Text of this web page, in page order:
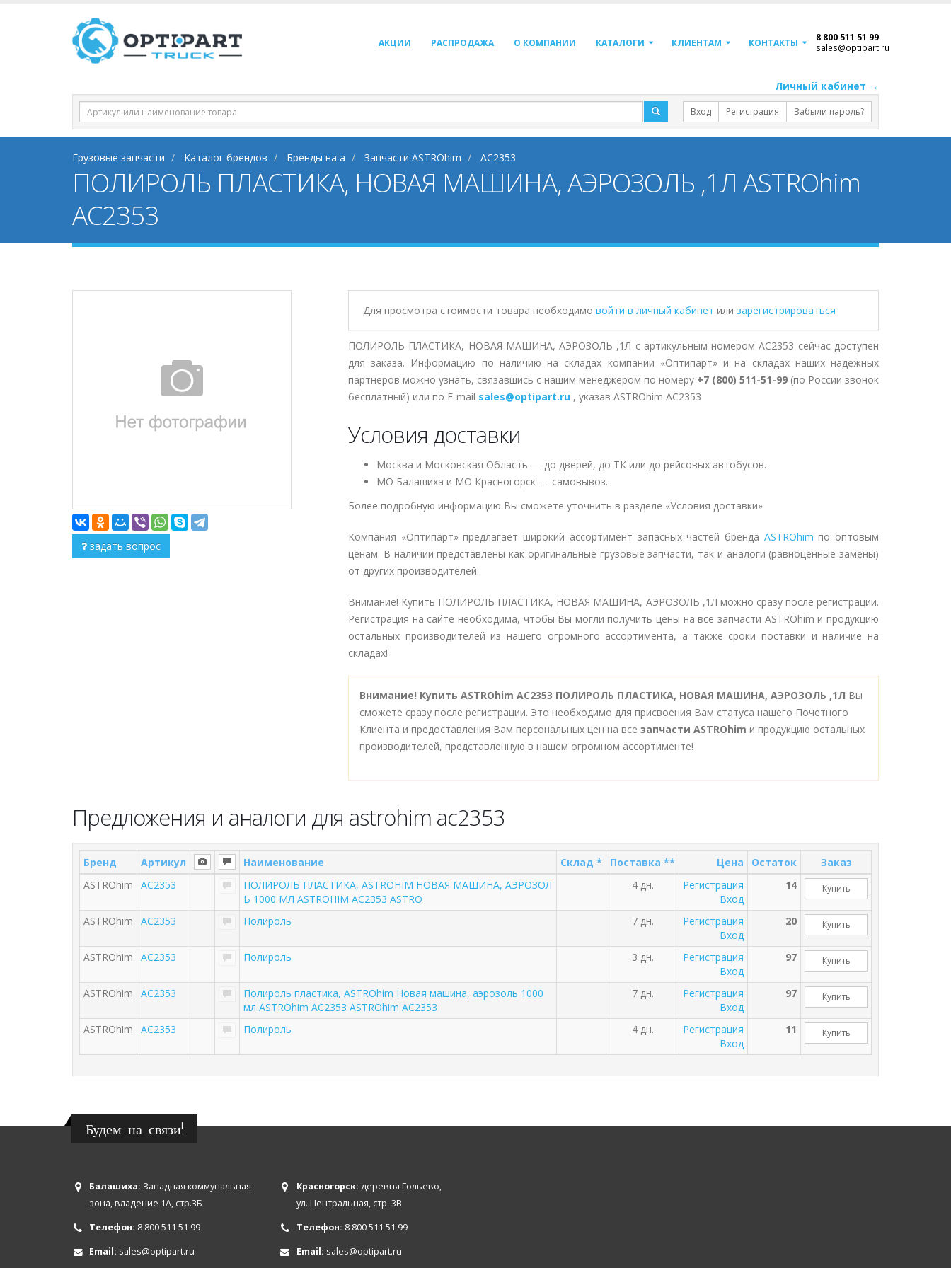
АКЦИИ РАСПРОДАЖА О КОМПАНИИ КАТАЛОГИ КЛИЕНТАМ КОНТАКТЫ 8 800 511 51 99
sales@optipart.ru
Личный кабинет →
Вход Регистрация Забыли пароль?
Грузовые запчасти Каталог брендов Бренды на a Запчасти ASTROhim AC2353
ПОЛИРОЛЬ ПЛАСТИКА, НОВАЯ МАШИНА, АЭРОЗОЛЬ ,1Л ASTROhim
AC2353
задать вопрос
Для просмотра стоимости товара необходимо войти в личный кабинет или зарегистрироваться
ПОЛИРОЛЬ ПЛАСТИКА, НОВАЯ МАШИНА, АЭРОЗОЛЬ ,1Л с артикульным номером AC2353 сейчас доступен
для заказа. Информацию по наличию на складах компании «Оптипарт» и на складах наших надежных
партнеров можно узнать, связавшись с нашим менеджером по номеру +7 (800) 511-51-99 (по России звонок
бесплатный) или по E-mail sales@optipart.ru , указав ASTROhim AC2353
Условия доставки
Москва и Московская Область — до дверей, до ТК или до рейсовых автобусов.
МО Балашиха и МО Красногорск — самовывоз.
Более подробную информацию Вы сможете уточнить в разделе «Условия доставки»
Компания «Оптипарт» предлагает широкий ассортимент запасных частей бренда ASTROhim по оптовым
ценам. В наличии представлены как оригинальные грузовые запчасти, так и аналоги (равноценные замены)
от других производителей.
Внимание! Купить ПОЛИРОЛЬ ПЛАСТИКА, НОВАЯ МАШИНА, АЭРОЗОЛЬ ,1Л можно сразу после регистрации.
Регистрация на сайте необходима, чтобы Вы могли получить цены на все запчасти ASTROhim и продукцию
остальных производителей из нашего огромного ассортимента, а также сроки поставки и наличие на
складах!
Внимание! Купить ASTROhim AC2353 ПОЛИРОЛЬ ПЛАСТИКА, НОВАЯ МАШИНА, АЭРОЗОЛЬ ,1Л Вы
сможете сразу после регистрации. Это необходимо для присвоения Вам статуса нашего Почетного
Клиента и предоставления Вам персональных цен на все запчасти ASTROhim и продукцию остальных
производителей, представленную в нашем огромном ассортименте!
Предложения и аналоги для astrohim ac2353
Бренд Артикул Наименование Склад * Поставка ** Цена Остаток
Заказ
ASTROhim
AC2353
ПОЛИРОЛЬ ПЛАСТИКА, ASTROHIM НОВАЯ МАШИНА, АЭРОЗОЛ
Ь 1000 МЛ ASTROHIM AC2353 ASTRO
4 дн.
Регистрация
Вход
14 Купить
ASTROhim AC2353 Полироль 7 дн.
Регистрация
Вход
20 Купить
ASTROhim AC2353 Полироль 3 дн.
Регистрация
Вход
97 Купить
ASTROhim AC2353
Полироль пластика, ASTROhim Новая машина, аэрозоль 1000
мл ASTROhim AC2353 ASTROhim AC2353
7 дн.
Регистрация
Вход
97 Купить
ASTROhim AC2353 Полироль 4 дн.
Регистрация
Вход
11 Купить
Будем на связи!
Балашиха: Западная коммунальная
зона, владение 1А, стр.3Б
Телефон: 8 800 511 51 99
Email: sales@optipart.ru
Красногорск: деревня Гольево,
ул. Центральная, стр. 3В
Телефон: 8 800 511 51 99
Email: sales@optipart.ru